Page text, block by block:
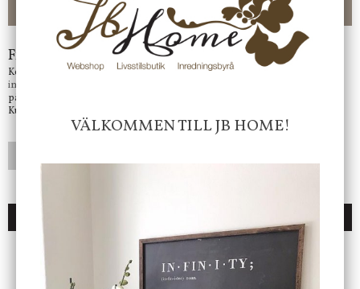
-ligt Tack för att just Du tittar in hos Jb Home!
Frågor?
Kontakta oss på
info@jbhome.se
på mail så fort vi kan.
Kundtjänst telefontid öppet vardagar mellan 10.00 - 15.00
ENDAST 1 ST KVAR I LAGER
VÄLKOMMEN TILL JB HOME!